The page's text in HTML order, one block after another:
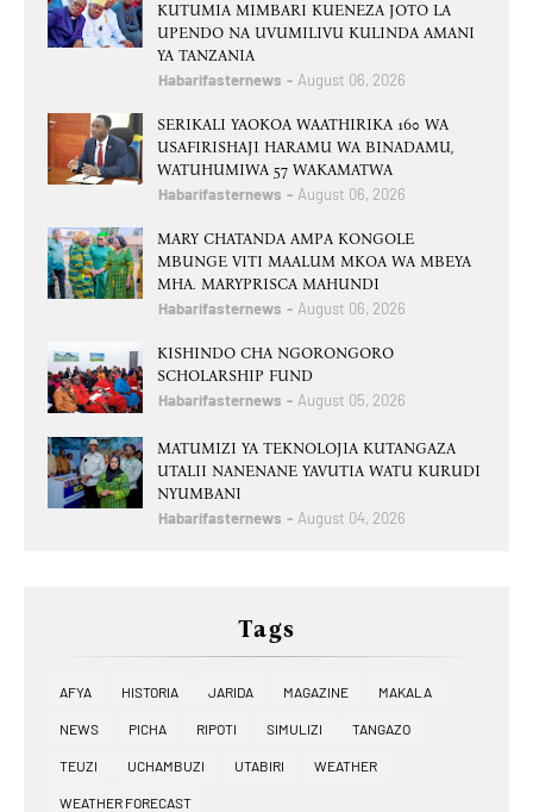
KUTUMIA MIMBARI KUENEZA JOTO LA
UPENDO NA UVUMILIVU KULINDA AMANI
YA TANZANIA
Habarifasternews August 06, 2026
SERIKALI YAOKOA WAATHIRIKA 160 WA
USAFIRISHAJI HARAMU WA BINADAMU,
WATUHUMIWA 57 WAKAMATWA
Habarifasternews August 06, 2026
MARY CHATANDA AMPA KONGOLE
MBUNGE VITI MAALUM MKOA WA MBEYA
MHA. MARYPRISCA MAHUNDI
Habarifasternews August 06, 2026
KISHINDO CHA NGORONGORO
SCHOLARSHIP FUND
Habarifasternews August 05, 2026
MATUMIZI YA TEKNOLOJIA KUTANGAZA
UTALII NANENANE YAVUTIA WATU KURUDI
NYUMBANI
Habarifasternews August 04, 2026
Tags
AFYA HISTORIA JARIDA MAGAZINE MAKALA
NEWS PICHA RIPOTI SIMULIZI TANGAZO
TEUZI UCHAMBUZI UTABIRI WEATHER
WEATHER FORECAST